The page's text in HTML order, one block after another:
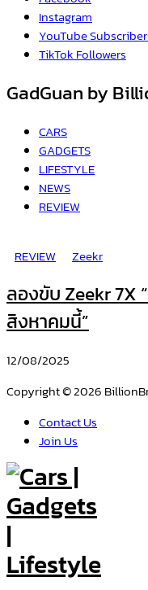
Instagram
YouTube
TikTok Followers
GadGuan by
CARS
GADGETS
LIFESTYLE
NEWS
REVIEW
REVIEW Zeekr
ลองขับ Zeekr 7X
สิงหาคมนี้”
12/08/2025
Copyright © 2026
Contact Us
Join Us